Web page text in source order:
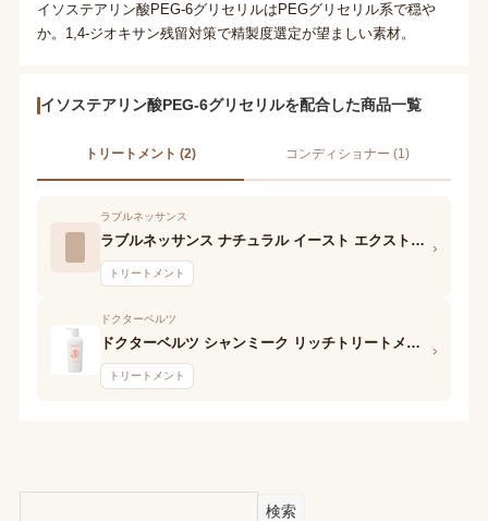
イソステアリン酸PEG-6グリセリルはPEGグリセリル系で穏や
か。1,4-ジオキサン残留対策で精製度選定が望ましい素材。
イソステアリン酸PEG-6グリセリルを配合した商品一覧
トリートメント (2) コンディショナー (1)
ラブルネッサンス
ラブルネッサンス ナチュラル イースト エクストラクト:スーパートリートメント
トリートメント
›
ドクターベルツ
ドクターベルツ シャンミーク リッチトリートメント
トリートメント
›
検索